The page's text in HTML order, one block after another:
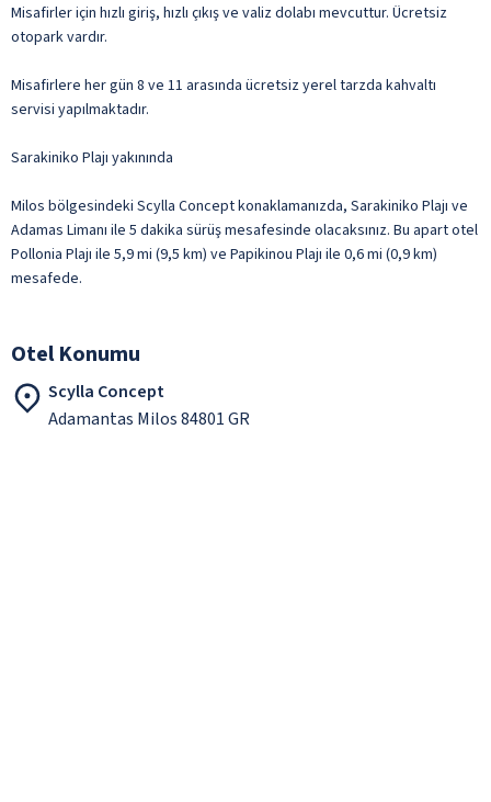
Misafirler için hızlı giriş, hızlı çıkış ve valiz dolabı mevcuttur. Ücretsiz
otopark vardır.
Misafirlere her gün 8 ve 11 arasında ücretsiz yerel tarzda kahvaltı
servisi yapılmaktadır.
Sarakiniko Plajı yakınında
Milos bölgesindeki Scylla Concept konaklamanızda, Sarakiniko Plajı ve
Adamas Limanı ile 5 dakika sürüş mesafesinde olacaksınız. Bu apart otel
Pollonia Plajı ile 5,9 mi (9,5 km) ve Papikinou Plajı ile 0,6 mi (0,9 km)
mesafede.
Otel Konumu
Scylla Concept
Adamantas Milos 84801 GR